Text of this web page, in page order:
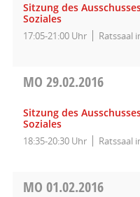
Sitzung des
Soziales
17:05-21:00 Uhr Ratssaal
MO 29.02.2016
Sitzung des
Soziales
18:35-20:30 Uhr Ratssaal
MO 01.02.2016